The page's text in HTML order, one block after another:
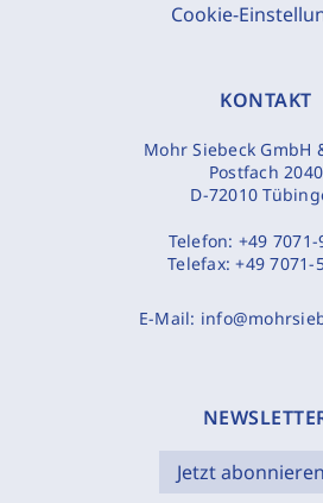
Cookie-
KONTAKT
Mohr Siebeck GmbH
Postfach 2040
D-72010
Telefon: +49 7071-
Telefax:+49 7071-
E-Mail:
Jetzt abonnieren